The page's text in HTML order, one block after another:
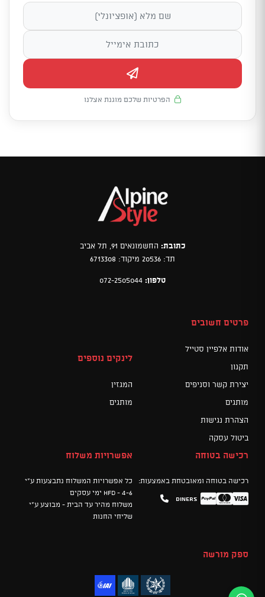
הפרטיות שלכם מוגנת אצלנו
כתובת: החשמונאים 91, תל אביב
תד: 20536 מיקוד: 6713308
טלפון: 072-2505044
פרטים חשובים
אודות אלפיין סטייל
תקנון
יצירת קשר וסניפים
מותגים
הצהרת נגישות
ביטול עסקה
לינקים נוספים
המגזין
מותגים
רכישה בטוחה
רכישה בטוחה ומאובטחת באמצעות:
Visa
Mastercard
PayPal
Diners
אפשרויות משלוח
כל אפשרויות המשלוח נתבצעות ע"י
HFD - 4-6 ימי עסקים
משלוח מהיר עד הבית - מבוצע ע"י
שליחי החנות
ספק מורשה